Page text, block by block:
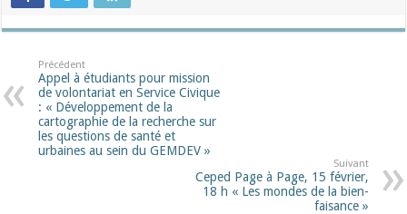
Précédent
Appel à étudiants pour mission
de volontariat en Service Civique
: « Développement de la
cartographie de la recherche sur
les questions de santé et
urbaines au sein du GEMDEV »
Suivant
Ceped Page à Page, 15 février,
18 h « Les mondes de la bien-
faisance »